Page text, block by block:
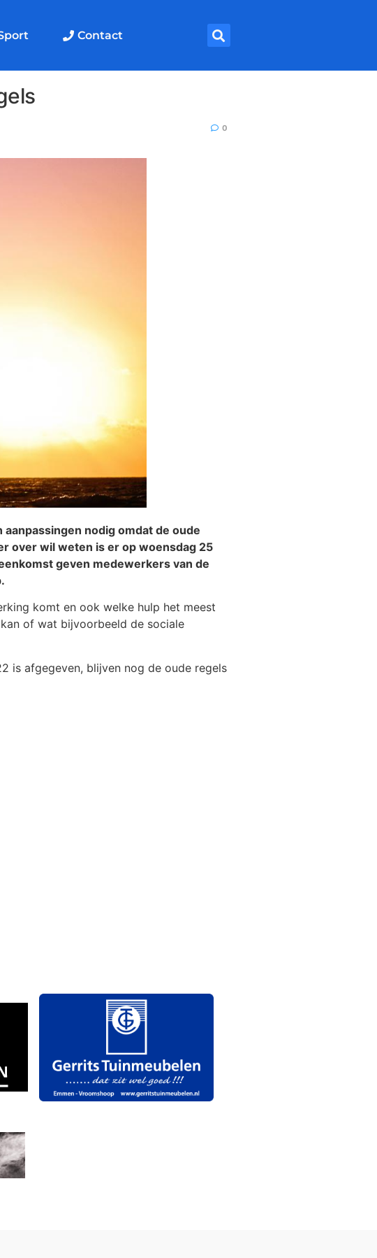
Contact
0
nodig omdat de oude
over wil weten is er op woensdag 25
geven medewerkers van de
komt en ook welke hulp het meest
of wat bijvoorbeeld de sociale
is afgegeven, blijven nog de oude regels